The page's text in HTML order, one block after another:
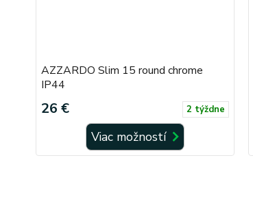
AZZARDO Slim 15 round chrome
IP44
26 € 2 týždne
Viac možností